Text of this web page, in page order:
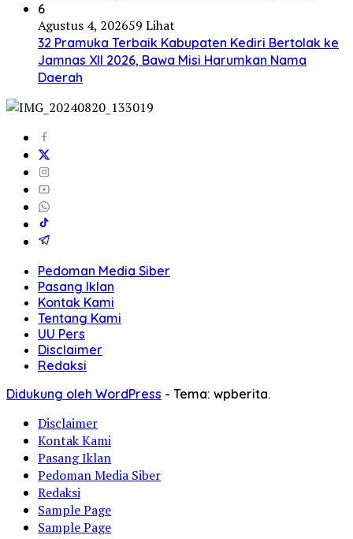
6
Agustus 4, 202659 Lihat
32 Pramuka Terbaik Kabupaten Kediri Bertolak ke
Jamnas XII 2026, Bawa Misi Harumkan Nama
Daerah
Pedoman Media Siber
Pasang Iklan
Kontak Kami
Tentang Kami
UU Pers
Disclaimer
Redaksi
Didukung oleh WordPress - Tema: wpberita.
Disclaimer
Kontak Kami
Pasang Iklan
Pedoman Media Siber
Redaksi
Sample Page
Sample Page